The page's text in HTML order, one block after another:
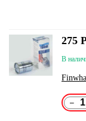
В
275
-